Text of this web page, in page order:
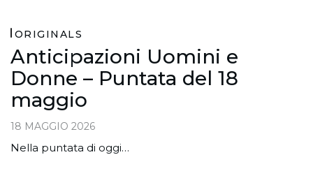
ORIGINALS
Anticipazioni Uomini e
Donne – Puntata del 18
maggio
18 MAGGIO 2026
Nella puntata di oggi…